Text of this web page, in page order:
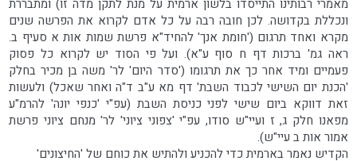
מאמרי רבותינו התייסדו בלשון ארמית על מנת לתקן מדה זו) ומתבררת
ונכללת בקדושה. לכן חובה רבה על כל אדם לקרוא את הפרשה שנים
מקרא ואחד תרגום ('חומת אנך' להחיד"א פרשת שמות אות א סעיף ב.
ראה גמ' ברכות דף ח סוף ע"א). ועל פי הסוד יש לקרוא כל פסוק
פעמיים ומיד אחר כך את תרגומו ('סדר היום' לר' משה בן מכיר בחלק
'הכנת יום השישי לכבוד השבת' דף מא ע"ב ד"ה ואחר שאכל) ולעשות
זאת דווקא ביום שישי לפני כניסת השבת (עפ"י 'כנפי יונה' להרמ"ע
מפאנו חלק ג, ז ועיי"ש סודו, עפ"י 'צפוני ציוני' לר' מנחם ציוני פרשת
אמור אות ב עיי"ש).
הקדיש נאמר בארמית כדי להכניע ולהתיש את כוחם של 'החיצונים'